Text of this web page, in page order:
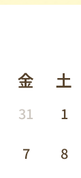
金 土
31
1
7
8